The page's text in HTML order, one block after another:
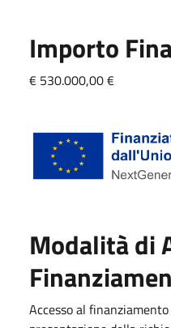
Importo
€ 530.000,00 €
Modalità di
Accesso al